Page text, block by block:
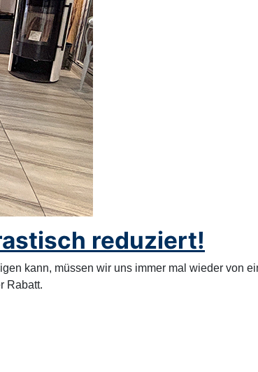
reduziert!
kann, müssen wir uns immer mal wieder von
Rabatt.